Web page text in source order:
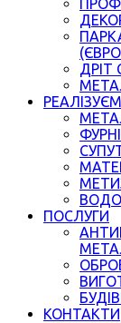
ДРІТ
ПОСЛУГИ
КОНТАКТИ